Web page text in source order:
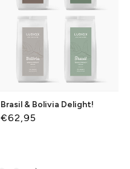
Brasil & Bolivia Delight!
Normale
€62,95